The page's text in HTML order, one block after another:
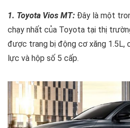
1. Toyota Vios MT: Đây là một
chạy nhất của Toyota tại thị
được trang bị động cơ xăng 1.5L,
lực và hộp số 5 cấp.